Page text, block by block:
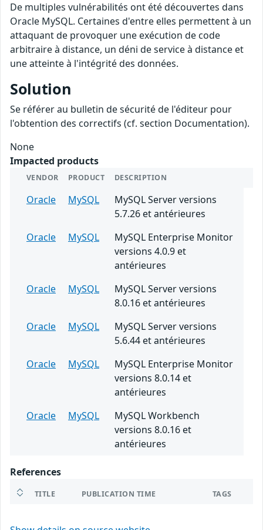
De multiples vulnérabilités ont été découvertes dans
Oracle MySQL. Certaines d'entre elles permettent à un
attaquant de provoquer une exécution de code
arbitraire à distance, un déni de service à distance et
une atteinte à l'intégrité des données.
Solution
Se référer au bulletin de sécurité de l'éditeur pour
l'obtention des correctifs (cf. section Documentation).
None
Impacted products
VENDOR PRODUCT DESCRIPTION
Oracle MySQL
MySQL Server versions
5.7.26 et antérieures
Oracle
MySQL
MySQL Enterprise Monitor
versions 4.0.9 et
antérieures
Oracle
MySQL
MySQL Server versions
8.0.16 et antérieures
Oracle
MySQL
MySQL Server versions
5.6.44 et antérieures
Oracle
MySQL
MySQL Enterprise Monitor
versions 8.0.14 et
antérieures
Oracle
MySQL
MySQL Workbench
versions 8.0.16 et
antérieures
References
TITLE PUBLICATION TIME TAGS